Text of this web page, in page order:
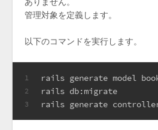
管理対象を定義します。
以下のコマンドを実行します。
1
2
3
rails generate model
rails db:migrate
rails generate